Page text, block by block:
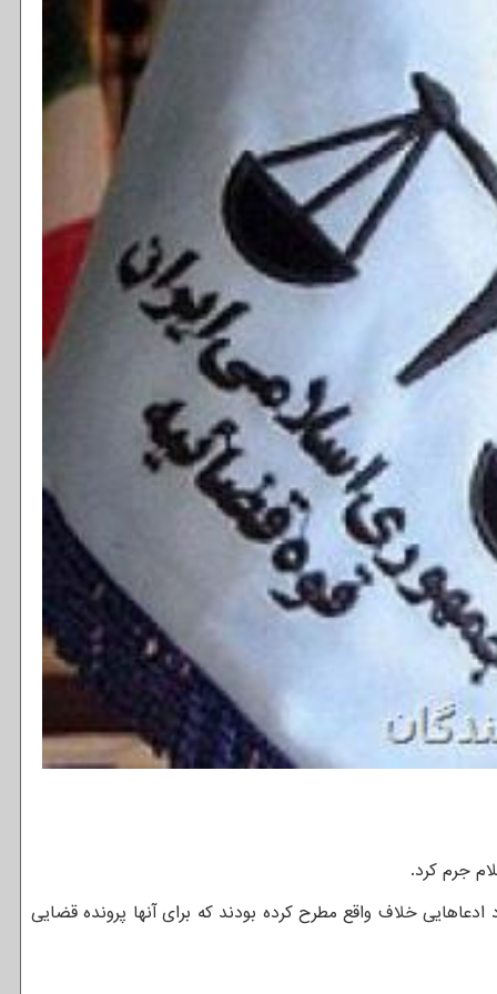
جرم کرد.
خلاف واقع مطرح کرده بودند که برای آنها پرونده قضایی